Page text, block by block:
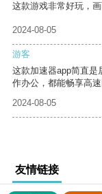
这款游戏非常好玩，画
2024-08-05
游客
这款加速器app简直是
作办公，都能畅享高
2024-08-05
友情链接